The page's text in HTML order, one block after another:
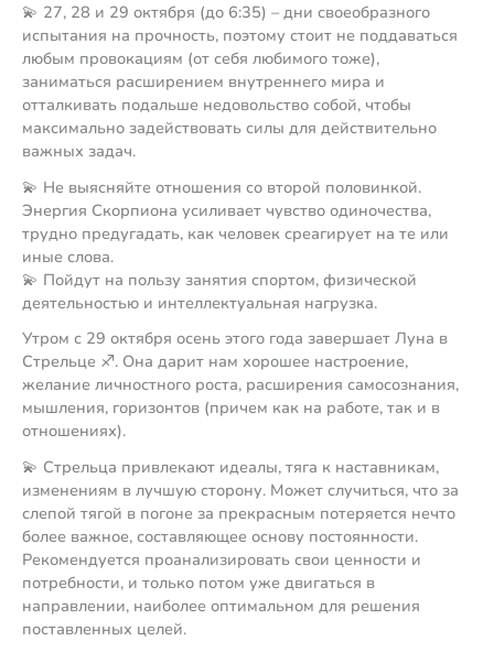
💫 27, 28 и 29 октября (до 6:35) – дни своеобразного
испытания на прочность, поэтому стоит не поддаваться
любым провокациям (от себя любимого тоже),
заниматься расширением внутреннего мира и
отталкивать подальше недовольство собой, чтобы
максимально задействовать силы для действительно
важных задач.
💫 Не выясняйте отношения со второй половинкой.
Энергия Скорпиона усиливает чувство одиночества,
трудно предугадать, как человек среагирует на те или
иные слова.
💫 Пойдут на пользу занятия спортом, физической
деятельностью и интеллектуальная нагрузка.
Утром с 29 октября осень этого года завершает Луна в
Стрельце ♐️. Она дарит нам хорошее настроение,
желание личностного роста, расширения самосознания,
мышления, горизонтов (причем как на работе, так и в
отношениях).
💫 Стрельца привлекают идеалы, тяга к наставникам,
изменениям в лучшую сторону. Может случиться, что за
слепой тягой в погоне за прекрасным потеряется нечто
более важное, составляющее основу постоянности.
Рекомендуется проанализировать свои ценности и
потребности, и только потом уже двигаться в
направлении, наиболее оптимальном для решения
поставленных целей.